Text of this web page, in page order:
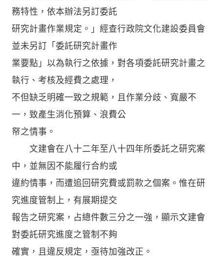
務特性，依本辦法另訂委託
研究計畫作業規定。」經查行政院文化建設委員會
並未另訂「委託研究計畫作
業要點」以為執行之依據，對各項委託研究計畫之
執行、考核及經費之處理，
不但缺乏明確一致之規範，且作業分歧、寬嚴不
一，致產生消化預算、浪費公
帑之情事。
文建會在八十二年至八十四年所委託之研究案
中，並無因不能履行合約或
違約情事，而遭追回研究費或罰款之個案。惟在研
究進度管制上，有展期提交
報告之研究案，占總件數三分之一強，顯示文建會
對委託研究進度之管制不夠
確實，且違反規定，亟待加強改正。